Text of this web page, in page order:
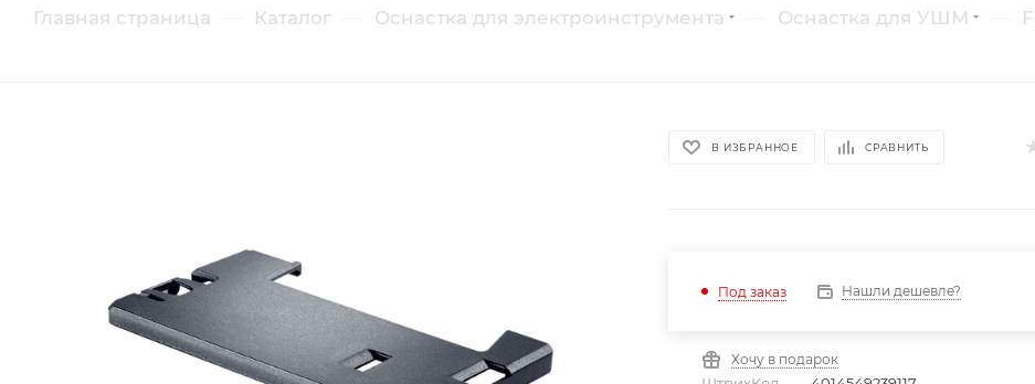
Главная страница Каталог Оснастка для электроинструмента Оснастка для УШМ
В ИЗБРАННОЕ СРАВНИТЬ
Под заказ Нашли дешевле?
Хочу в подарок